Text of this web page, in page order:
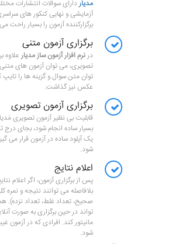
مدیاردارای سوالات انتشارات
آزمایشی و نهایی کنکور های
برگزارکننده آزمون را بسیار راحت
برگزاری آزمون متنی
درنرم افزار آزمون ساز مدیارعلاوه
تصویری، می توان آزمون های متنی
توان متن سوال و گزینه ها را
عکس نیز گذاشت.
برگزاری آزمون تصویری
قابلیت بی نظیر آزمون تصویری
بسیار ساده انجام شود، بجای درج
یک آپلود ساده در آزمون قرار
شود.
اعلام نتایج
پس از برگزاری آزمون، اگر اعلام
بلافاصله می توانند نتیجه و نمره
صحیح، تعداد غلط، تعداد نزده).
تواند در حین برگزاری به صورت
مانیتور کند. افرادی که در
شود.